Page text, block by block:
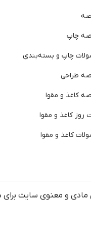
چاپ
چاپ و بسته‌بندی
طراحی
کاغذ و مقوا
روز کاغذ و مقوا
کاغذ و مقوا
مادی و معنوی سایت